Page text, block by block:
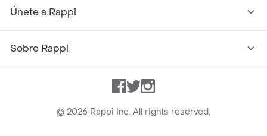
Únete a Rappi
Sobre Rappi
Facebook
TwitterInstagram
© 2026 Rappi Inc. All rights reserved.